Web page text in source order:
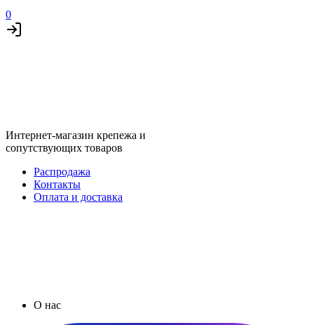
0
Интернет-магазин крепежа и
сопутствующих товаров
Распродажа
Контакты
Оплата и доставка
О нас